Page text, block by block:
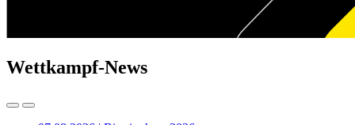
Wettkampf-News